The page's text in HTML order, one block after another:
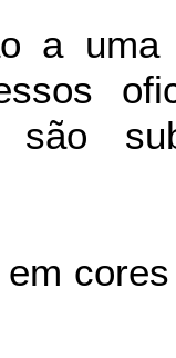
a uma